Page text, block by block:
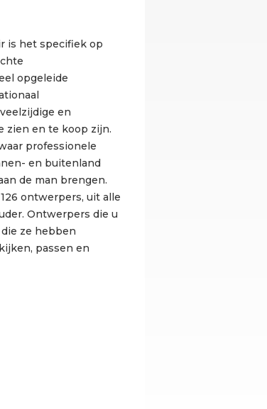
is het specifiek op
opgeleide
en
zien en te koop zijn.
professionele
en buitenland
de man brengen.
126 ontwerpers, uit alle
Ontwerpers die u
ze hebben
passen en